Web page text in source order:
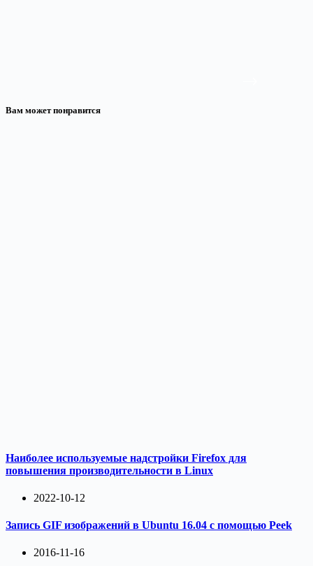
Вам может понравится
Наиболее используемые надстройки Firefox для
повышения производительности в Linux
2022-10-12
Запись GIF изображений в Ubuntu 16.04 с помощью Peek
2016-11-16